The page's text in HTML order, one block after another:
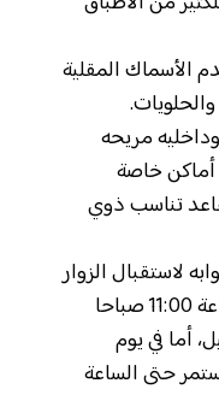
الأسماك المقلية
مريحه
خاصة
تناسب ذوي
لاستقبال الزوار
من السبت إلى الأربعاء من الساعة 11:00 صباحا
الليل، أما في يوم
حتى الساعة